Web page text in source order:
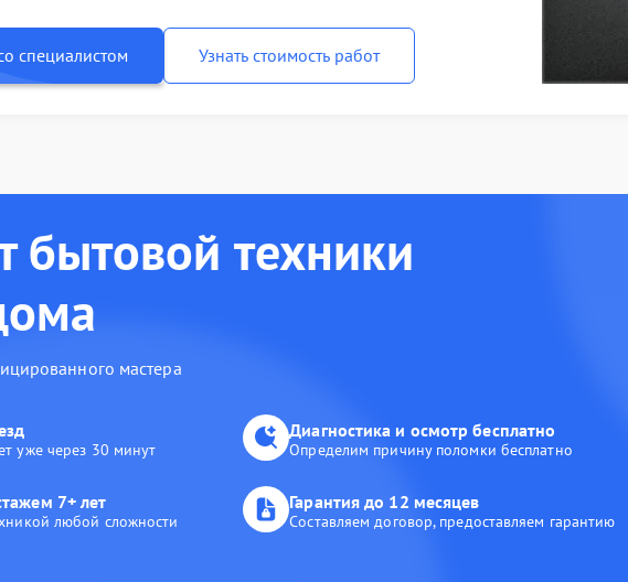
специалистом Узнать стоимость работ
бытовой техники
мастера
уже через 30 минут
Диагностика и осмотр бесплатно
Определим причину поломки бесплатно
7+ лет
любой сложности
Гарантия до 12 месяцев
Составляем договор, предоставляем гарантию